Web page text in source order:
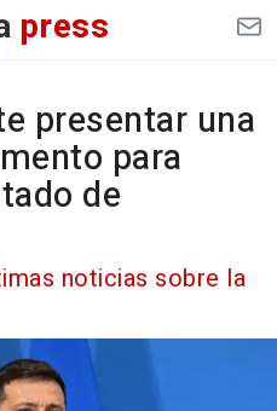
press
presentar una
para
de
noticias sobre la